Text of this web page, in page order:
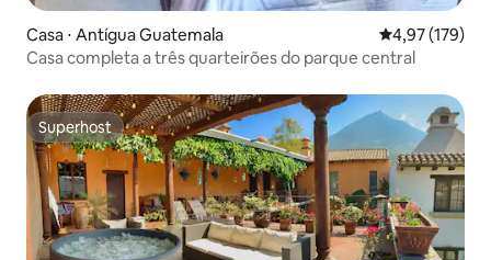
Casa ⋅ Antígua Guatemala 4,97 de uma
4,97 (179)
Casa completa a três quarteirões do parque central
Superhost
Superhost